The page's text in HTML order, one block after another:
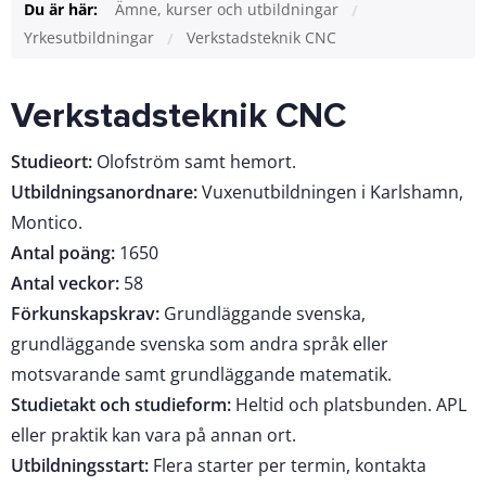
Du är här:
Ämne, kurser och utbildningar
Yrkesutbildningar
Verkstadsteknik CNC
Verkstadsteknik CNC
Studieort: Olofström samt hemort.
Utbildningsanordnare:Vuxenutbildningen i Karlshamn,
Montico.
Antal poäng: 1650
Antal veckor: 58
Förkunskapskrav: Grundläggande svenska,
grundläggande svenska som andra språk eller
motsvarande samt grundläggande matematik.
Studietakt och studieform: Heltid och platsbunden. APL
eller praktik kan vara på annan ort.
Utbildningsstart: Flera starter per termin, kontakta